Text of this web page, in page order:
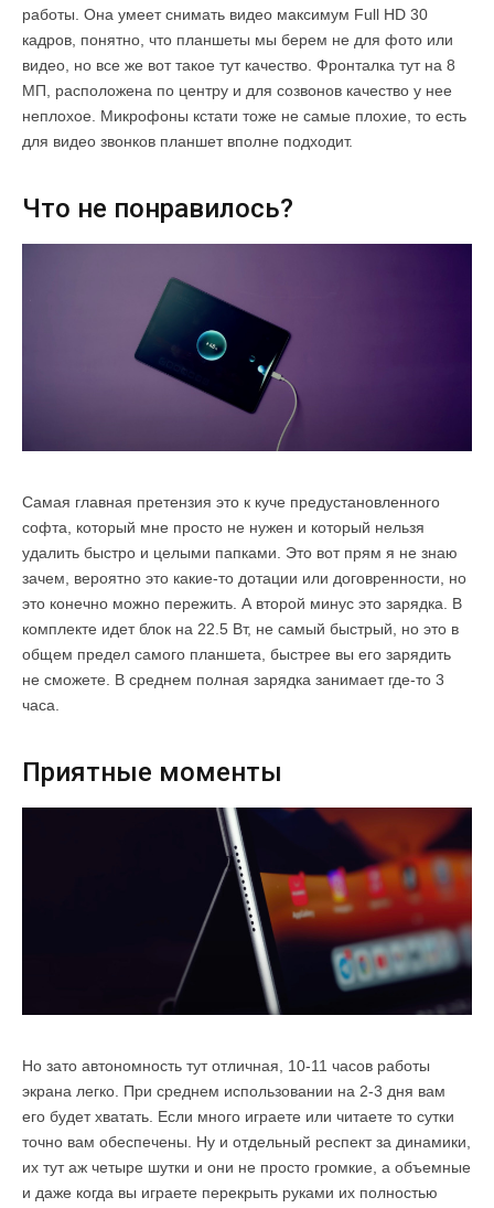
работы. Она умеет снимать видео максимум Full HD 30
кадров, понятно, что планшеты мы берем не для фото или
видео, но все же вот такое тут качество. Фронталка тут на 8
МП, расположена по центру и для созвонов качество у нее
неплохое. Микрофоны кстати тоже не самые плохие, то есть
для видео звонков планшет вполне подходит.
Что не понравилось?
Самая главная претензия это к куче предустановленного
софта, который мне просто не нужен и который нельзя
удалить быстро и целыми папками. Это вот прям я не знаю
зачем, вероятно это какие-то дотации или договренности, но
это конечно можно пережить. А второй минус это зарядка. В
комплекте идет блок на 22.5 Вт, не самый быстрый, но это в
общем предел самого планшета, быстрее вы его зарядить
не сможете. В среднем полная зарядка занимает где-то 3
часа.
Приятные моменты
Но зато автономность тут отличная, 10-11 часов работы
экрана легко. При среднем использовании на 2-3 дня вам
его будет хватать. Если много играете или читаете то сутки
точно вам обеспечены. Ну и отдельный респект за динамики,
их тут аж четыре шутки и они не просто громкие, а объемные
и даже когда вы играете перекрыть руками их полностью